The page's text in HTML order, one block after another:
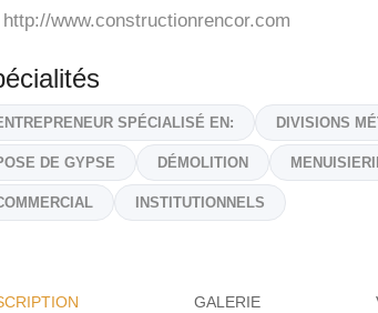
http://www.constructionrencor.com
SPÉCIALISÉ EN: DIVISIONS
DE GYPSE DÉMOLITION
INSTITUTIONNELS
GALERIE